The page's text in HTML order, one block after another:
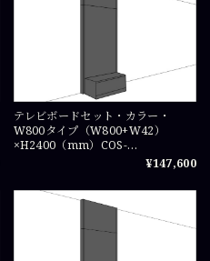
テレビボードセット・カラー・
W800タイプ（W800+W42）
×H2400（mm）COS-
¥147,600